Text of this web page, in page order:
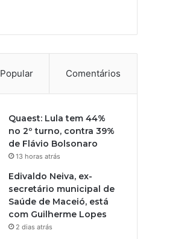
Popular Comentários
Quaest: Lula tem 44%
no 2º turno, contra 39%
de Flávio Bolsonaro
13 horas atrás
Edivaldo Neiva, ex-
secretário municipal de
Saúde de Maceió, está
com Guilherme Lopes
2 dias atrás